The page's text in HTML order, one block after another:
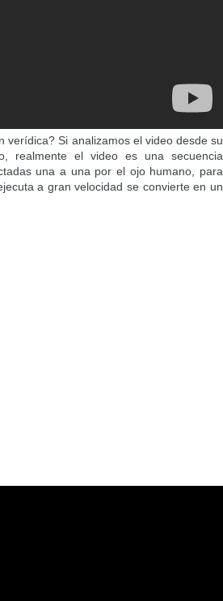
verídica? Si analizamos el video desde su
realmente el video es una secuencia
una a una por el ojo humano, para
a gran velocidad se convierte en un